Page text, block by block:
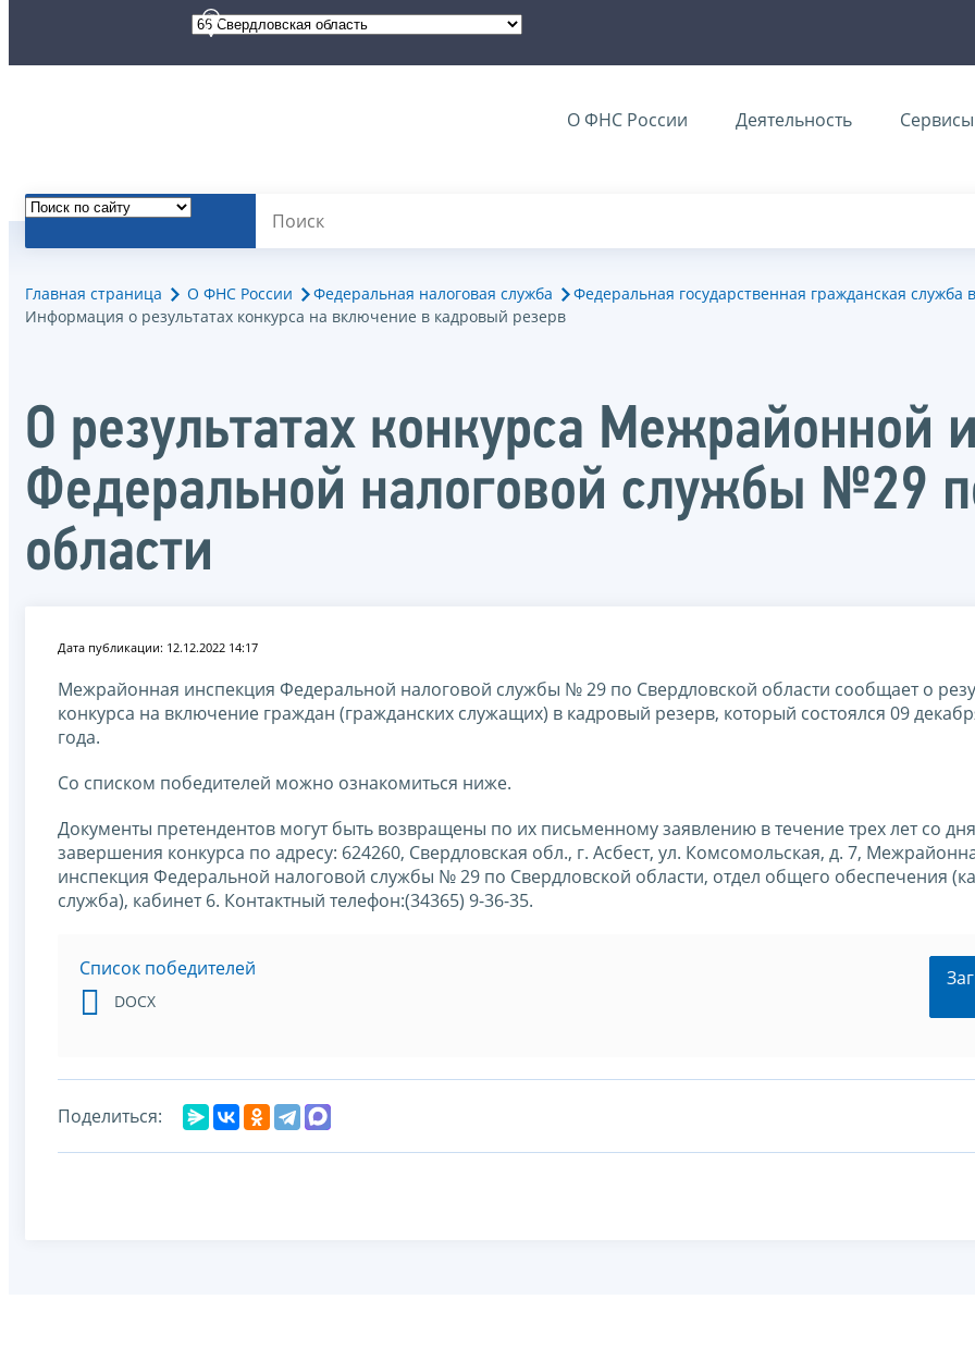
О ФНС России Деятельность Сервисы
Главная страница О ФНС России Федеральная налоговая служба
Федеральная государственная гражданская служба
Информация о результатах конкурса на включение в кадровый резерв
О результатах конкурса Межрайонной
Федеральной налоговой службы №29
области
Дата публикации: 12.12.2022 14:17
Межрайонная инспекция Федеральной налоговой службы № 29 по Свердловской области сообщает о
конкурса на включение граждан (гражданских служащих) в кадровый резерв, который состоялся 09
года.
Со списком победителей можно ознакомиться ниже.
Документы претендентов могут быть возвращены по их письменному заявлению в течение трех лет со дня
завершения конкурса по адресу: 624260, Свердловская обл., г. Асбест, ул. Комсомольская, д. 7,
инспекция Федеральной налоговой службы № 29 по Свердловской области, отдел общего обеспечения
служба), кабинет 6. Контактный телефон:(34365) 9-36-35.
Список победителей
DOCX
Поделиться: